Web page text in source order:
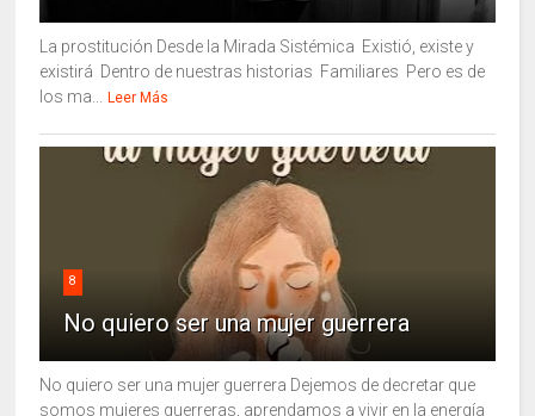
La prostitución Desde la Mirada Sistémica Existió, existe y
existirá Dentro de nuestras historias Familiares Pero es de
los ma...
Leer Más
8
No quiero ser una mujer guerrera
No quiero ser una mujer guerrera Dejemos de decretar que
somos mujeres guerreras, aprendamos a vivir en la energía